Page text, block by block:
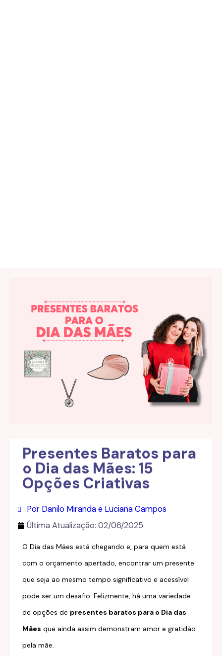
Presentes Baratos para
o Dia das Mães: 15
Opções Criativas
Por Danilo Miranda e Luciana Campos
Última Atualização: 02/06/2025
O Dia das Mães está chegando e, para quem está
com o orçamento apertado, encontrar um presente
que seja ao mesmo tempo significativo e acessível
pode ser um desafio. Felizmente, há uma variedade
de opções de presentes baratos para o Dia das
Mães que ainda assim demonstram amor e gratidão
pela mãe.